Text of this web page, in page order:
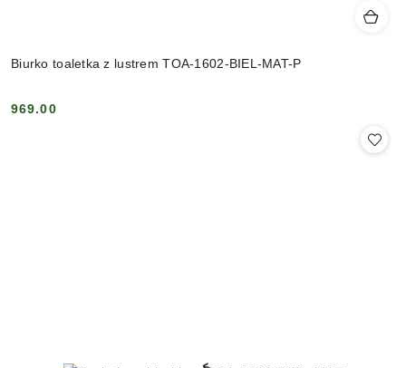
Biurko toaletka z lustrem TOA-1602-BIEL-MAT-P
Cena:
969.00